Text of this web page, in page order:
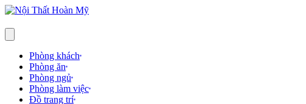
Phòng khách
Phòng ăn
Phòng ngủ
Phòng làm việc
Đồ trang trí